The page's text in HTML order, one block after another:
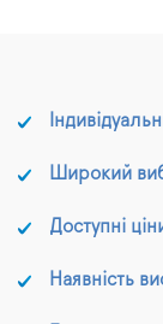
Широкий
Доступні
Наявність